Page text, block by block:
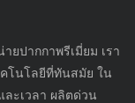
ยปากกาพรีเมี่ยม เรา
คโนโลยีที่ทันสมัย ใน
ะเวลา ผลิตด่วน